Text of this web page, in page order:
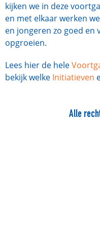
kijken we in deze
en met elkaar werken
en jongeren zo goed en
opgroeien.
Lees hier de hele
bekijk welke Initiatieven
Alle